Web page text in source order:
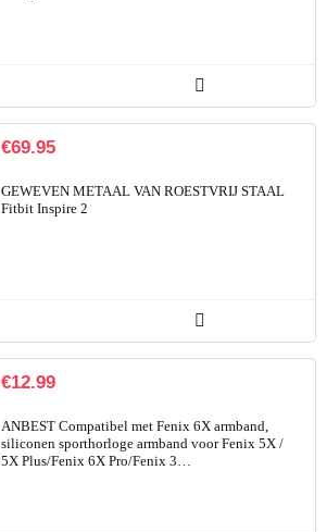
€69.95
GEWEVEN METAAL VAN ROESTVRIJ STAAL
Fitbit Inspire 2
€12.99
ANBEST Compatibel met Fenix 6X armband,
siliconen sporthorloge armband voor Fenix 5X /
5X Plus/Fenix 6X Pro/Fenix 3…